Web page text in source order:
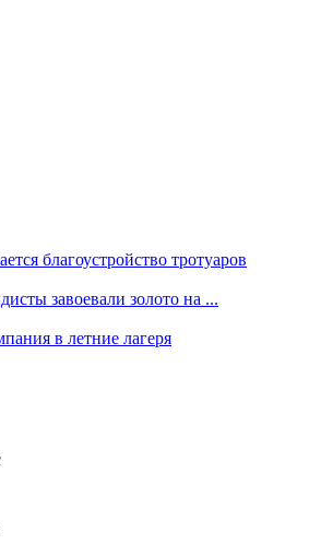
благоустройство тротуаров
завоевали золото на ...
в летние лагеря